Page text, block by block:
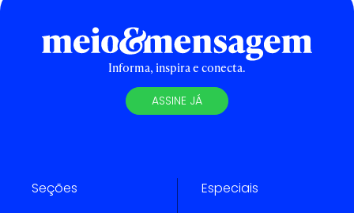
Informa, inspira e conecta.
ASSINE JÁ
Seções Especiais